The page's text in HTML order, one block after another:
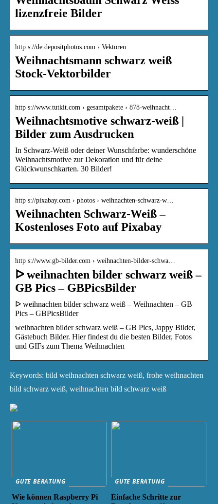
lizenzfreie Bilder
http s://de.depositphotos.com › Vektoren
Weihnachtsmann schwarz weiß
Stock-Vektorbilder
http s://www.tutkit.com › gesamtpakete › 878-weihnacht…
Weihnachtsmotive schwarz-weiß |
Bilder zum Ausdrucken
In Schwarz-Weiß oder deiner Wunschfarbe: wunderschöne
Weihnachtsmotive zur Dekoration und für deine
Glückwunschkarten. 30 Bilder!
http s://pixabay.com › photos › weihnachten-schwarz-w…
Weihnachten Schwarz-Weiß –
Kostenloses Foto auf Pixabay
http s://www.gb-bilder.com › weihnachten-bilder-schwa…
ᐅ weihnachten bilder schwarz weiß –
GB Pics – GBPicsBilder
ᐅ weihnachten bilder schwarz weiß – Weihnachten – GB
Pics – GBPicsBilder
weihnachten bilder schwarz weiß – GB Pics, Jappy Bilder,
Gästebuch Bilder. Hier findest du die besten Bilder, Fotos
und GIFs zum Thema Weihnachten
Keywords: bild weihnachten schwarz weiß, frohe weihnachten
bild schwarz weiß, weihnachten bild schwarz weiß
GUTE BERATUNG
Wie können Raspberry Pi
GUTE BERATUNG
Einfache Schritte zur